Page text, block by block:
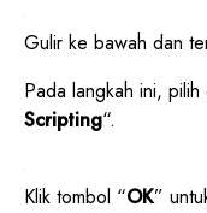
Gulir ke bawah dan
Pada langkah ini, pilih
Scripting“.
Klik tombol “OK”